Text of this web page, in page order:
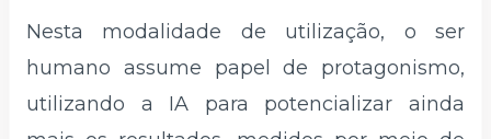
Nesta modalidade de utilização, o ser
humano assume papel de protagonismo,
utilizando a IA para potencializar ainda